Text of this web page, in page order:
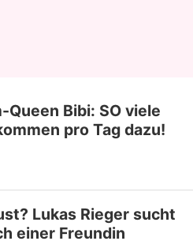
Queen Bibi: SO viele
pro Tag dazu!
Lukas Rieger sucht
einer Freundin